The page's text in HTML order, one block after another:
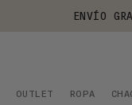
ENVÍO
OUTLET ROPA